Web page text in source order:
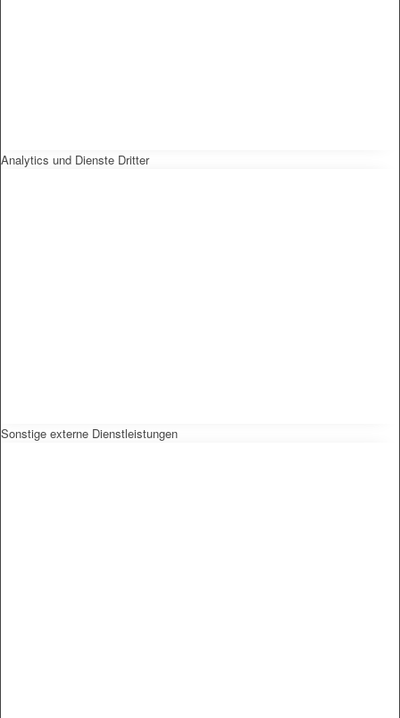
Analytics und Dienste Dritter
Sonstige externe Dienstleistungen